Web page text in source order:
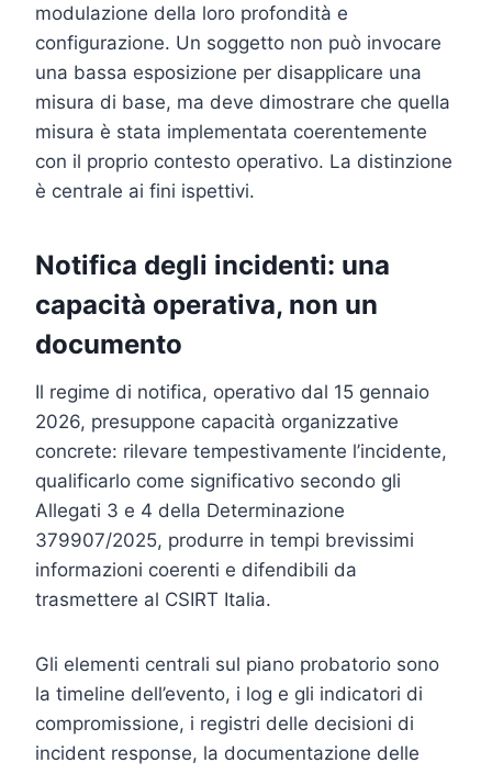
modulazione della loro profondità e
configurazione. Un soggetto non può invocare
una bassa esposizione per disapplicare una
misura di base, ma deve dimostrare che quella
misura è stata implementata coerentemente
con il proprio contesto operativo. La distinzione
è centrale ai fini ispettivi.
Notifica degli incidenti: una
capacità operativa, non un
documento
Il regime di notifica, operativo dal 15 gennaio
2026, presuppone capacità organizzative
concrete: rilevare tempestivamente l’incidente,
qualificarlo come significativo secondo gli
Allegati 3 e 4 della Determinazione
379907/2025, produrre in tempi brevissimi
informazioni coerenti e difendibili da
trasmettere al CSIRT Italia.
Gli elementi centrali sul piano probatorio sono
la timeline dell’evento, i log e gli indicatori di
compromissione, i registri delle decisioni di
incident response, la documentazione delle